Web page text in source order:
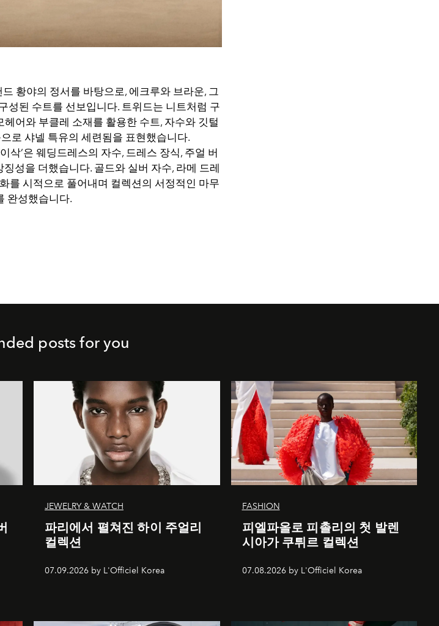
황야의 정서를 바탕으로, 에크루와 브라운, 그
성된 수트를 선보입니다. 트위드는 니트처럼 구
어와 부클레 소재를 활용한 수트, 자수와 깃털
로 샤넬 특유의 세련됨을 표현했습니다.
삭’은 웨딩드레스의 자수, 드레스 장식, 주얼 버
성을 더했습니다. 골드와 실버 자수, 라메 드레
를 시적으로 풀어내며 컬렉션의 서정적인 마무
완성했습니다.
posts for you
JEWELRY & WATCH
파리에서 펼쳐진 하이 주얼리
컬렉션
07.09.2026 by L'Officiel Korea
FASHION
피엘파올로 피촐리의 첫 발렌
시아가 쿠튀르 컬렉션
07.08.2026 by L'Officiel Korea